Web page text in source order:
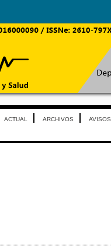
ACTUAL ARCHIVOS AVISOS